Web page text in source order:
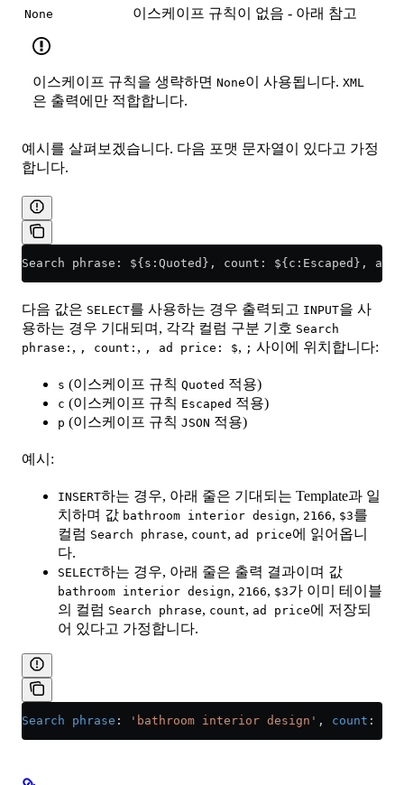
None 이스케이프 규칙이 없음 - 아래 참고
이스케이프 규칙을 생략하면 None이 사용됩니다. XML
은 출력에만 적합합니다.
예시를 살펴보겠습니다. 다음 포맷 문자열이 있다고 가정
합니다.
Search phrase: ${s:Quoted}, count: ${c:Escaped}, ad
다음 값은 SELECT를 사용하는 경우 출력되고 INPUT을 사
용하는 경우 기대되며, 각각 컬럼 구분 기호 Search
phrase: , , count: , , ad price: $, ; 사이에 위치합니다:
s (이스케이프 규칙 Quoted 적용)
c (이스케이프 규칙 Escaped 적용)
p (이스케이프 규칙 JSON 적용)
예시:
INSERT하는 경우, 아래 줄은 기대되는 Template과 일
치하며 값 bathroom interior design, 2166, $3를
컬럼 Search phrase, count, ad price에 읽어옵니
다.
SELECT하는 경우, 아래 줄은 출력 결과이며 값
bathroom interior design, 2166, $3가 이미 테이블
의 컬럼 Search phrase, count, ad price에 저장되
어 있다고 가정합니다.
Search phrase : 'bathroom interior design' , count :